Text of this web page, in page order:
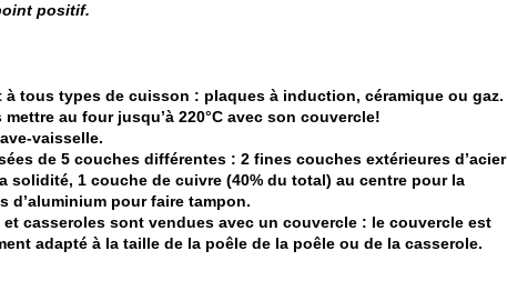
positif.
à tous types de cuisson : plaques à induction, céramique ou gaz.
mettre au four jusqu’à 220°C avec son couvercle!
vaisselle.
de 5 couches différentes : 2 fines couches extérieures d’acier
solidité, 1 couche de cuivre (40% du total) au centre pour la
d’aluminium pour faire tampon.
casseroles sont vendues avec un couvercle : le couvercle est
adapté à la taille de la poêle de la poêle ou de la casserole.